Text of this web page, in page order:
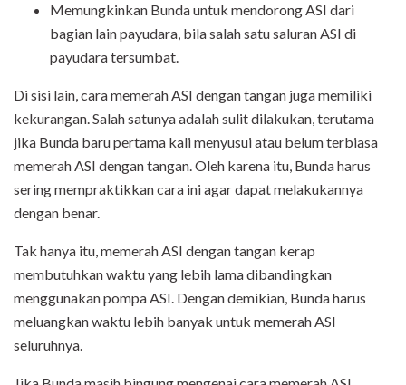
Memungkinkan Bunda untuk mendorong ASI dari
bagian lain payudara, bila salah satu saluran ASI di
payudara tersumbat.
Di sisi lain, cara memerah ASI dengan tangan juga memiliki
kekurangan. Salah satunya adalah sulit dilakukan, terutama
jika Bunda baru pertama kali menyusui atau belum terbiasa
memerah ASI dengan tangan. Oleh karena itu, Bunda harus
sering mempraktikkan cara ini agar dapat melakukannya
dengan benar.
Tak hanya itu, memerah ASI dengan tangan kerap
membutuhkan waktu yang lebih lama dibandingkan
menggunakan pompa ASI. Dengan demikian, Bunda harus
meluangkan waktu lebih banyak untuk memerah ASI
seluruhnya.